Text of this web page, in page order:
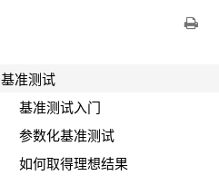
基准测试
基准测试入门
参数化基准测试
如何取得理想结果